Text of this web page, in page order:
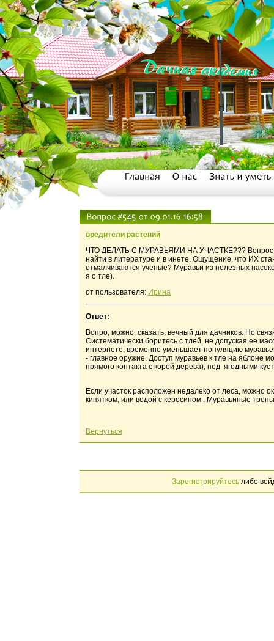
вредители растений
ЧТО ДЕЛАТЬ С МУРАВЬЯМИ НА УЧАСТКЕ??? Вопрос
найти в литературе и в инете. Ощущение, что ИХ
отмалчиваются ученые? Муравьи из полезных
я о тле).
от пользователя: Ирина
Ответ:
Вопро, можно, сказать, вечный для дачников. Но
Систематически боритесь с тлей, не допуская ее
интернете, временно уменьшает популяцию
- главное оружие. Доступ муравьев к тле на
прямого контакта с корой дерева), под ягодными
Если участок расположен недалеко от леса, можно
кипятком, или водой с керосином . Муравьиные
Вернуться
Зарегистрируйтесь либо